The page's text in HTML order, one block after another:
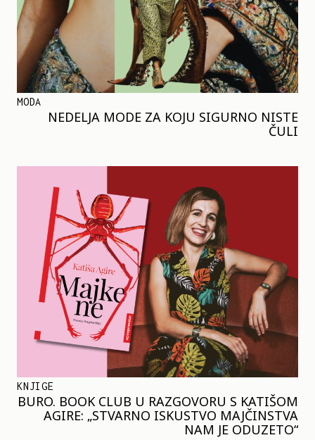
MODA
NEDELJA MODE ZA KOJU SIGURNO NISTE
ČULI
KNJIGE
BURO. BOOK CLUB U RAZGOVORU S KATIŠOM
AGIRE: „STVARNO ISKUSTVO MAJČINSTVA
NAM JE ODUZETO“